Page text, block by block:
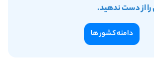
از دست ندهید.
دامنه کشور ها